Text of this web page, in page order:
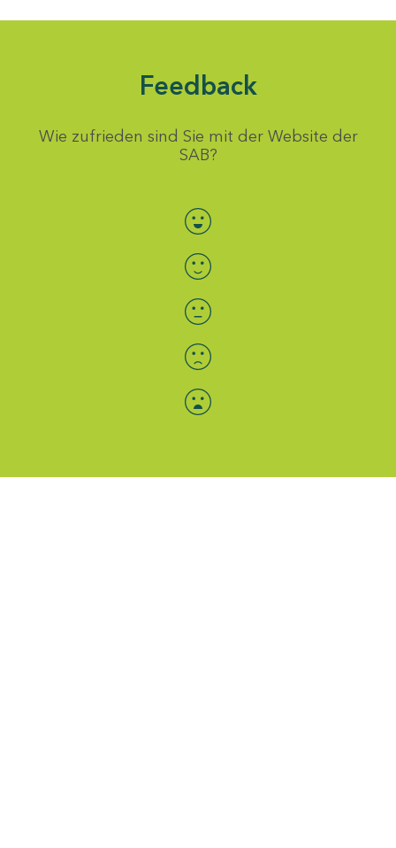
Feedback
Wie zufrieden sind Sie mit der Website der
SAB?
Bewertung auswählen